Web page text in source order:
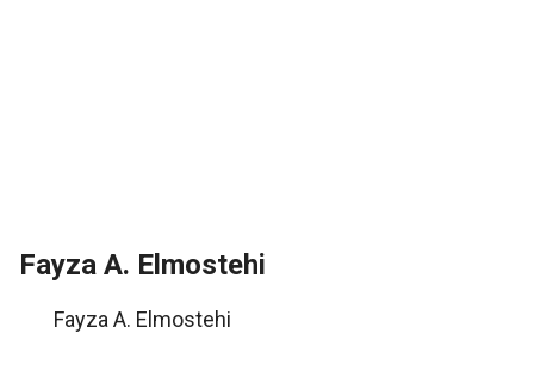
Fayza A. Elmostehi
Fayza A. Elmostehi